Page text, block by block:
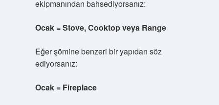
ekipmanından bahsediyorsanız:
Ocak = Stove, Cooktop veya Range
Eğer şömine benzeri bir yapıdan söz
ediyorsanız:
Ocak = Fireplace